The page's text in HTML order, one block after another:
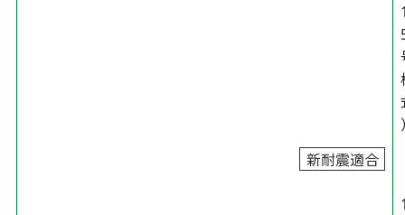
新耐震適合